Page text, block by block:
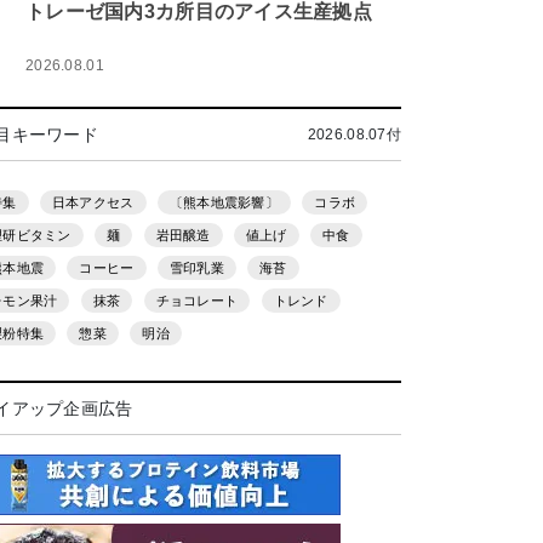
トレーゼ国内3カ所目のアイス生産拠点
2026.08.01
キーワード 2026.08.07付
集 日本アクセス 〔熊本地震影響〕 コラボ
研ビタミン 麺 岩田醸造 値上げ 中食
本地震 コーヒー 雪印乳業 海苔
モン果汁 抹茶 チョコレート トレンド
粉特集 惣菜 明治
アップ企画広告